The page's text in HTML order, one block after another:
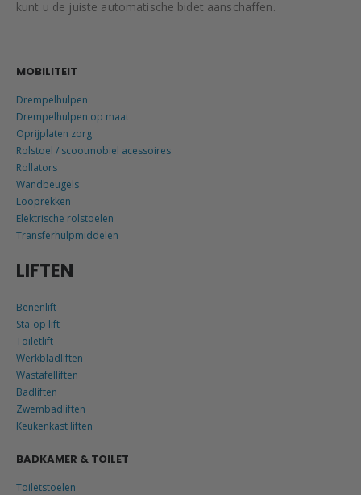
kunt u de juiste automatische bidet aanschaffen.
MOBILITEIT
Drempelhulpen
Drempelhulpen op maat
Oprijplaten zorg
Rolstoel / scootmobiel acessoires
Rollators
Wandbeugels
Looprekken
Elektrische rolstoelen
Transferhulpmiddelen
LIFTEN
Benenlift
Sta-op lift
Toiletlift
Werkbladliften
Wastafelliften
Badliften
Zwembadliften
Keukenkast liften
BADKAMER & TOILET
Toiletstoelen